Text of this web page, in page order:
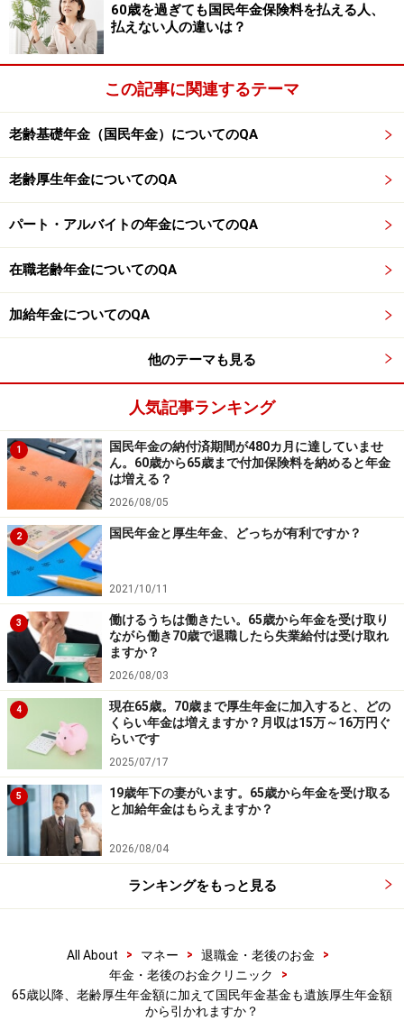
1号被保険者）が加入でき、老齢基礎年金（国民年金）
に上乗せできる私的年金
※年金プチ相談コーナーに取り上げてほしい質問がある
人はこちらから応募するか、コメント欄への書き込みを
お願いします。
※記事内容は執筆時点のものです。最新の内容をご確認くださ
商品や投資行動を推奨するものではありません。
掲載情報の正確性・完全性については十分に配慮しております
が、その内容を保証するものではなく、これに基づく損失・損害
などについて当社は一切の責任を負いません。
最新の情報や詳細については、必ず各金融機関やサービス提供者
の公式情報をご確認ください。
【編集部からのお知らせ】
・「家計」について、アンケート（2026/8/31まで）
※抽選で20名にAmazonギフト券1000円分プレゼント
※謝礼付きの限定アンケートやモニター企画に参加が可能に
なります
60歳を過ぎても国民年金保険料を払える人、
払えない人の違いは？
この記事に関連するテーマ
老齢基礎年金（国民年金）についてのQA
老齢厚生年金についてのQA
パート・アルバイトの年金についてのQA
在職老齢年金についてのQA
加給年金についてのQA
他のテーマも見る
人気記事ランキング
1
国民年金の納付済期間が480カ月に達していませ
ん。60歳から65歳まで付加保険料を納めると年金
は増える？
2026/08/05
2 国民年金と厚生年金、どっちが有利ですか？
2021/10/11
3
働けるうちは働きたい。65歳から年金を受け取り
ながら働き70歳で退職したら失業給付は受け取れ
ますか？
2026/08/03
4
現在65歳。70歳まで厚生年金に加入すると、どの
くらい年金は増えますか？月収は15万～16万円ぐ
らいです
2025/07/17
5
19歳年下の妻がいます。65歳から年金を受け取る
と加給年金はもらえますか？
2026/08/04
ランキングをもっと見る
All About > マネー > 退職金・老後のお金
>
年金・老後のお金クリニック
>
65歳以降、老齢厚生年金額に加えて国民年金基金も遺族厚生年金額
から引かれますか？